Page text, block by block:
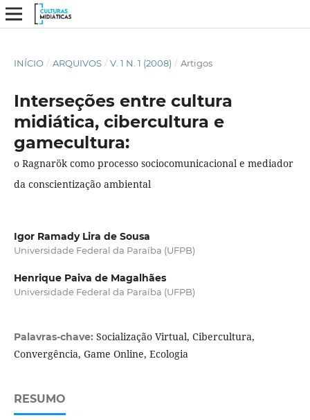
INÍCIO / ARQUIVOS / V. 1 N. 1 (2008) / Artigos
Interseções entre cultura
midiática, cibercultura e
gamecultura:
o Ragnarök como processo sociocomunicacional e mediador
da conscientização ambiental
Igor Ramady Lira de Sousa
Universidade Federal da Paraíba (UFPB)
Henrique Paiva de Magalhães
Universidade Federal da Paraíba (UFPB)
Palavras-chave: Socialização Virtual, Cibercultura,
Convergência, Game Online, Ecologia
RESUMO